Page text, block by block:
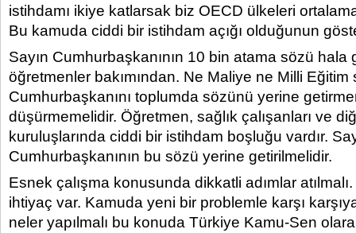
istihdamı ikiye katlarsak biz OECD ülkeleri
Bu kamuda ciddi bir istihdam açığı olduğunun
Sayın Cumhurbaşkanının 10 bin atama sözü hala
öğretmenler bakımından. Ne Maliye ne Milli Eğitim
Cumhurbaşkanını toplumda sözünü yerine
düşürmemelidir. Öğretmen, sağlık çalışanları ve
kuruluşlarında ciddi bir istihdam boşluğu vardır.
Cumhurbaşkanının bu sözü yerine getirilmelidir.
Esnek çalışma konusunda dikkatli adımlar
ihtiyaç var. Kamuda yeni bir problemle karşı
neler yapılmalı bu konuda Türkiye Kamu-Sen